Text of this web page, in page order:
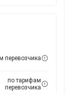
перевозчика
по тарифам
перевозчика